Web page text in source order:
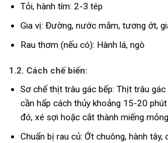
Tỏi, hành tím: 2-3 tép
Gia vị: Đường, nước mắm, tương ớt,
Rau thơm (nếu có): Hành lá, ngò
1.2. Cách chế biến:
Sơ chế thịt trâu gác bếp: Thịt trâu
cần hấp cách thủy khoảng 15-20
đó, xé sợi hoặc cắt thành miếng
Chuẩn bị rau củ: Ớt chuông, hành tây,